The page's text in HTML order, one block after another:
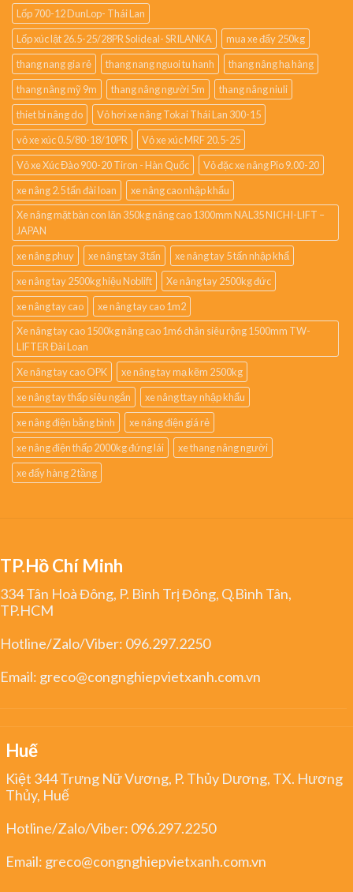
Lốp 700-12 DunLop- Thái Lan
Lốp xúc lật 26.5-25/28PR Solideal- SRILANKA
mua xe đẩy 250kg
thang nang gia rẻ
thang nang nguoi tu hanh
thang nâng hạ hàng
thang nâng mỹ 9m
thang nâng người 5m
thang nâng niuli
thiet bi nâng do
Vỏ hơi xe nâng Tokai Thái Lan 300-15
vỏ xe xúc 0.5/80-18/10PR
Vỏ xe xúc MRF 20.5-25
Vỏ xe Xúc Đào 900-20 Tiron - Hàn Quốc
Vỏ đặc xe nâng Pio 9.00-20
xe nâng 2.5 tấn đài loan
xe nâng cao nhập khẩu
Xe nâng mặt bàn con lăn 350kg nâng cao 1300mm NAL35 NICHI-LIFT –
JAPAN
xe nâng phuy
xe nâng tay 3 tấn
xe nâng tay 5 tấn nhập khẩ
xe nâng tay 2500kg hiệu Noblift
Xe nâng tay 2500kg đức
xe nâng tay cao
xe nâng tay cao 1m2
Xe nâng tay cao 1500kg nâng cao 1m6 chân siêu rộng 1500mm TW-
LIFTER Đài Loan
Xe nâng tay cao OPK
xe nâng tay mạ kẽm 2500kg
xe nâng tay thấp siêu ngắn
xe nâng ttay nhập khẩu
xe nâng điện bằng bình
xe nâng điện giá rẻ
xe nâng điện thấp 2000kg đứng lái
xe thang nâng người
xe đẩy hàng 2 tầng
TP.Hồ Chí Minh
334 Tân Hoà Đông, P. Bình Trị Đông, Q.Bình Tân,
TP.HCM
Hotline/Zalo/Viber: 096.297.2250
Email: greco@congnghiepvietxanh.com.vn
Huế
Kiệt 344 Trưng Nữ Vương, P. Thủy Dương, TX. Hương
Thủy, Huế
Hotline/Zalo/Viber: 096.297.2250
Email: greco@congnghiepvietxanh.com.vn